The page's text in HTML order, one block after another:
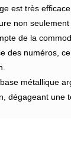
est très
non
de la
des numéros,
métallique
dégageant une